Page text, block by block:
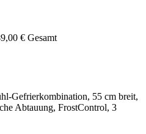
€ Gesamt
Gefrierkombination, 55 cm breit,
Abtauung, FrostControl, 3